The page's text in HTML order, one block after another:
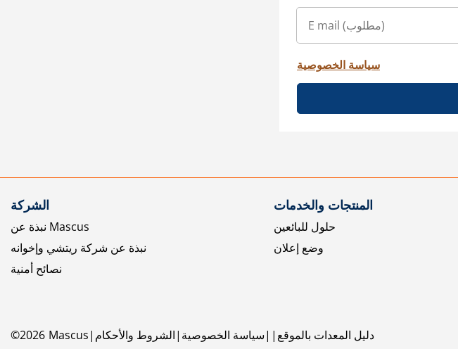
سياسة الخصوصية
الشركة
نبذة عن Mascus
نبذة عن شركة ريتشي وإخوانه
نصائح أمنية
المنتجات والخدمات
حلول للبائعين
وضع إعلان
©2026 Mascus الشروط والأحكام سياسة الخصوصية دليل المعدات بالموقع